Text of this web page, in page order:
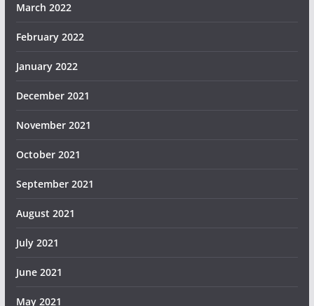
March 2022
February 2022
January 2022
December 2021
November 2021
October 2021
September 2021
August 2021
July 2021
June 2021
May 2021